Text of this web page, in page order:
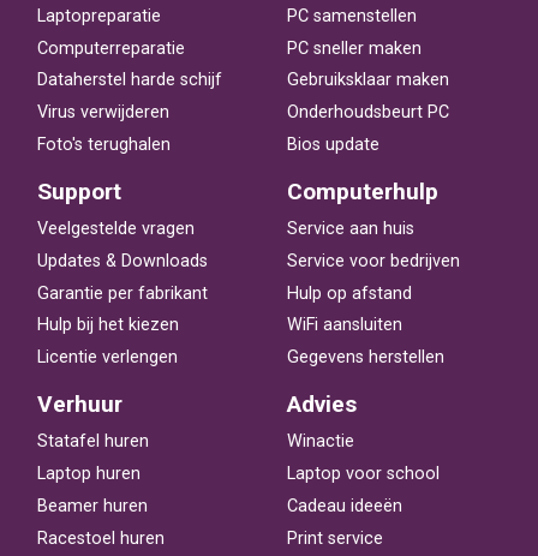
Laptopreparatie
Computerreparatie
Dataherstel harde schijf
Virus verwijderen
Foto's terughalen
PC samenstellen
PC sneller maken
Gebruiksklaar maken
Onderhoudsbeurt PC
Bios update
Support
Veelgestelde vragen
Updates & Downloads
Garantie per fabrikant
Hulp bij het kiezen
Licentie verlengen
Computerhulp
Service aan huis
Service voor bedrijven
Hulp op afstand
WiFi aansluiten
Gegevens herstellen
Verhuur
Statafel huren
Laptop huren
Beamer huren
Racestoel huren
Advies
Winactie
Laptop voor school
Cadeau ideeën
Print service